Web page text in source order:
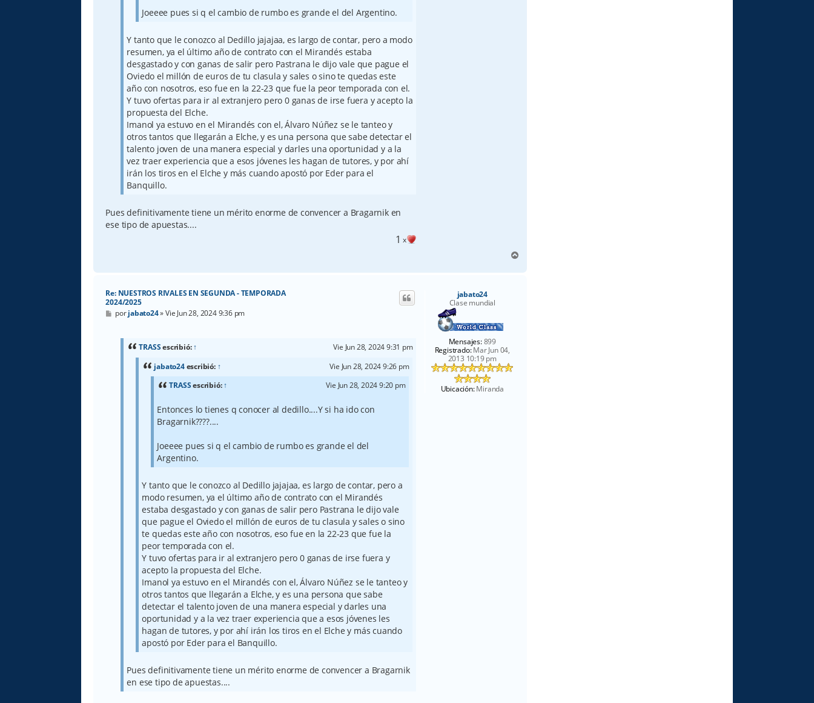
Joeeee pues si q el cambio de rumbo es grande el del Argentino.
Y tanto que le conozco al Dedillo jajajaa, es largo de contar, pero a modo
resumen, ya el último año de contrato con el Mirandés estaba
desgastado y con ganas de salir pero Pastrana le dijo vale que pague el
Oviedo el millón de euros de tu clasula y sales o sino te quedas este
año con nosotros, eso fue en la 22-23 que fue la peor temporada con el.
Y tuvo ofertas para ir al extranjero pero 0 ganas de irse fuera y acepto la
propuesta del Elche.
Imanol ya estuvo en el Mirandés con el, Álvaro Núñez se le tanteo y
otros tantos que llegarán a Elche, y es una persona que sabe detectar el
talento joven de una manera especial y darles una oportunidad y a la
vez traer experiencia que a esos jóvenes les hagan de tutores, y por ahí
irán los tiros en el Elche y más cuando apostó por Eder para el
Banquillo.
Pues definitivamente tiene un mérito enorme de convencer a Bragarnik en
ese tipo de apuestas....
1 x
r
jabato24
Clase mundial
Mensajes:899
Registrado:Mar Jun 04,
2013 10:19 pm
Ubicación:Miranda
Re: NUESTROS RIVALES EN SEGUNDA - TEMPORADA
2024/2025
M
e
porjabato24»Vie Jun 28, 2024 9:36 pm
TRASSescribió:↑
Vie Jun 28, 2024 9:31 pm
jabato24escribió: ↑
Vie Jun 28, 2024 9:26 pm
TRASSescribió:↑ Vie Jun 28, 2024 9:20 pm
Entonces lo tienes q conocer al dedillo....Y si ha ido con
Bragarnik????....
Joeeee pues si q el cambio de rumbo es grande el del
Argentino.
Y tanto que le conozco al Dedillo jajajaa, es largo de contar, pero a
modo resumen, ya el último año de contrato con el Mirandés
estaba desgastado y con ganas de salir pero Pastrana le dijo vale
que pague el Oviedo el millón de euros de tu clasula y sales o sino
te quedas este año con nosotros, eso fue en la 22-23 que fue la
peor temporada con el.
Y tuvo ofertas para ir al extranjero pero 0 ganas de irse fuera y
acepto la propuesta del Elche.
Imanol ya estuvo en el Mirandés con el, Álvaro Núñez se le tanteo y
otros tantos que llegarán a Elche, y es una persona que sabe
detectar el talento joven de una manera especial y darles una
oportunidad y a la vez traer experiencia que a esos jóvenes les
hagan de tutores, y por ahí irán los tiros en el Elche y más cuando
apostó por Eder para el Banquillo.
Pues definitivamente tiene un mérito enorme de convencer a Bragarnik
en ese tipo de apuestas....